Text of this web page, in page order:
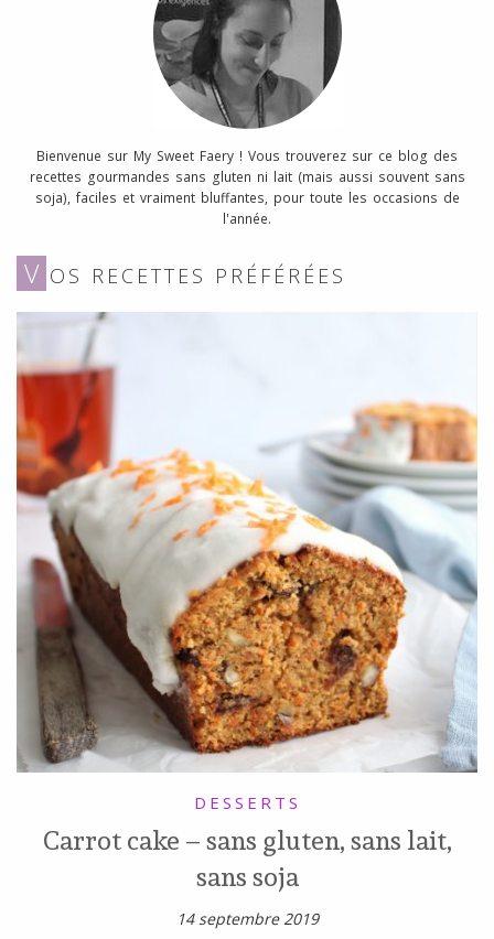
Bienvenue sur My Sweet Faery ! Vous trouverez sur ce blog des
recettes gourmandes sans gluten ni lait (mais aussi souvent sans
soja), faciles et vraiment bluffantes, pour toute les occasions de
l'année.
V OS RECETTES PRÉFÉRÉES
DESSERTS
Carrot cake – sans gluten, sans lait,
sans soja
14 septembre 2019